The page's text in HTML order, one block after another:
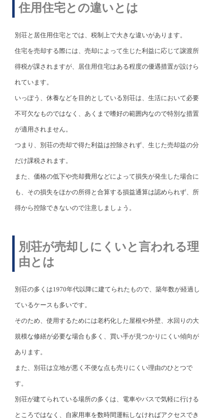
住用住宅との違いとは
別荘と居住用住宅とでは、税制上で大きな違いがあります。
住宅を売却する際には、売却によって生じた利益に応じて譲渡所
得税が課されますが、居住用住宅はある程度の優遇措置が設けら
れています。
いっぽう、休養などを目的としている別荘は、生活において必要
不可欠なものではなく、あくまで嗜好の範囲内なので特別な措置
が適用されません。
つまり、別荘の売却で得た利益は控除されず、生じた売却益の分
だけ課税されます。
また、価格の低下や売却費用などによって損失が発生した場合に
も、その損失をほかの所得と合算する損益通算は認められず、所
得から控除できないので注意しましょう。
別荘が売却しにくいと言われる理
由とは
別荘の多くは1970年代以降に建てられたもので、築年数が経過し
ているケースも多いです。
そのため、使用するためには老朽化した屋根や外壁、水回りの大
規模な修繕が必要な場合も多く、買い手が見つかりにくい傾向が
あります。
また、別荘は立地が悪く不便な点も売りにくい理由のひとつで
す。
別荘が建てられている場所の多くは、電車やバスで気軽に行ける
ところではなく、自家用車を数時間運転しなければアクセスでき